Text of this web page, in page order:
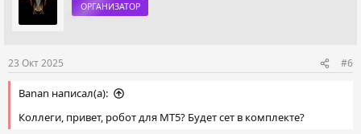
ОРГАНИЗАТОР
23 Окт 2025 #6
Banan написал(а):
Коллеги, привет, робот для МТ5? Будет сет в комплекте?